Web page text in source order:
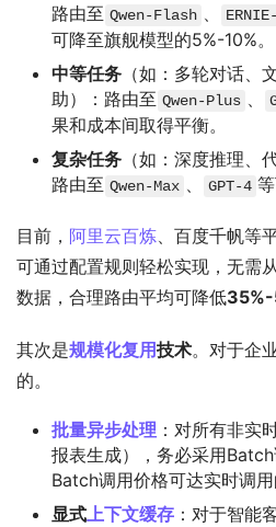
路由至 Qwen-Flash 、
可降至旗舰模型的5%-10%。
中等任务 （如：多轮对话、
助）：路由至 Qwen-Plus 、
果和成本间取得平衡。
复杂任务 （如：深度推理、
路由至 Qwen-Max 、 GPT-4
目前， 阿里云百炼、百度千帆等
可通过配置规则轻松实现，无需
数据，合理路由平均可降低
其次是规模化复用技术。对于企
的。
批量异步处理 ：对所有非实
报表生成），务必采用
Batch调用价格可达实时调
显式上下文缓存 ：对于智能